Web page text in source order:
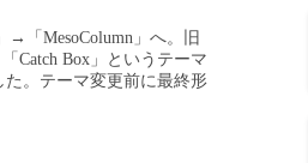
→「MesoColumn」へ。旧
Catch Box」というテーマ
。テーマ変更前に最終形